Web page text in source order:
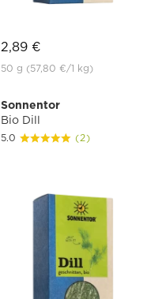
2,89 €
50 g (57,80 €/1 kg)
Sonnentor
Bio Dill
5.0 (2)